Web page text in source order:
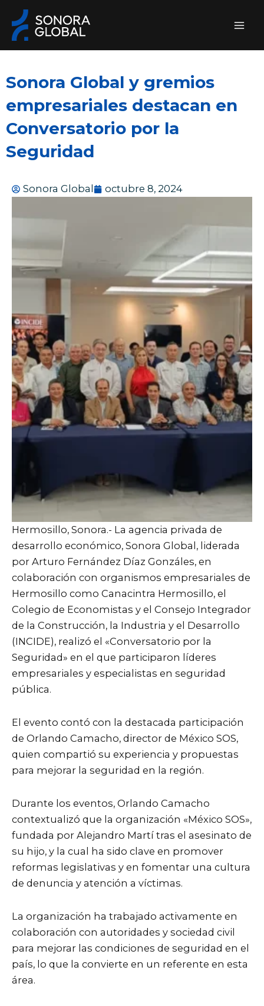
contenido
Sonora Global y gremios
empresariales destacan en
Conversatorio por la
Seguridad
Sonora Global octubre 8, 2024
Hermosillo, Sonora.- La agencia privada de
desarrollo económico, Sonora Global, liderada
por Arturo Fernández Díaz Gonzáles, en
colaboración con organismos empresariales de
Hermosillo como Canacintra Hermosillo, el
Colegio de Economistas y el Consejo Integrador
de la Construcción, la Industria y el Desarrollo
(INCIDE), realizó el «Conversatorio por la
Seguridad» en el que participaron líderes
empresariales y especialistas en seguridad
pública.
El evento contó con la destacada participación
de Orlando Camacho, director de México SOS,
quien compartió su experiencia y propuestas
para mejorar la seguridad en la región.
Durante los eventos, Orlando Camacho
contextualizó que la organización «México SOS»,
fundada por Alejandro Martí tras el asesinato de
su hijo, y la cual ha sido clave en promover
reformas legislativas y en fomentar una cultura
de denuncia y atención a víctimas.
La organización ha trabajado activamente en
colaboración con autoridades y sociedad civil
para mejorar las condiciones de seguridad en el
país, lo que la convierte en un referente en esta
área.